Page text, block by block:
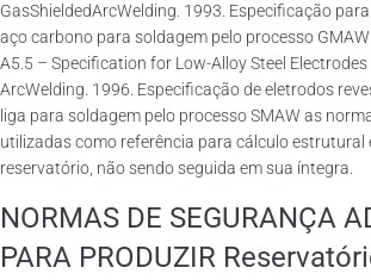
GasShieldedArcWelding. 1993. Especificação
aço carbono para soldagem pelo processo
A5.5 – Specification for Low-Alloy Steel Electrodes
ArcWelding. 1996. Especificação de eletrodos
liga para soldagem pelo processo SMAW as
utilizadas como referência para cálculo estrutural
reservatório, não sendo seguida em sua íntegra.
NORMAS DE SEGURANÇA
PARA PRODUZIR